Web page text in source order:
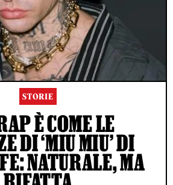
STORIE
È COME LE
DI ‘MIU MIU’ DI
NATURALE, MA